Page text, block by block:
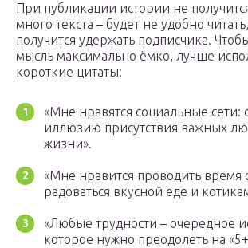
При публикации истории не
много текста – будет не удобно
получится удержать подписчика.
мысль максимально ёмко, лучше
короткие цитаты:
«Мне нравятся социальные сети:
иллюзию присутствия важных
жизни».
«Мне нравится проводить время
радоваться вкусной еде и
«Любые трудности – очередное
которое нужно преодолеть на